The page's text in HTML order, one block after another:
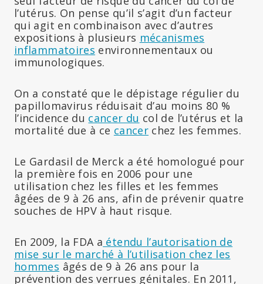
l’utérus. On pense qu’il s’agit d’un facteur
qui agit en combinaison avec d’autres
expositions à plusieurs mécanismes
inflammatoires environnementaux ou
immunologiques.
On a constaté que le dépistage régulier du
papillomavirus réduisait d’au moins 80 %
l’incidence du cancer du col de l’utérus et la
mortalité due à ce cancer chez les femmes.
Le Gardasil de Merck a été homologué pour
la première fois en 2006 pour une
utilisation chez les filles et les femmes
âgées de 9 à 26 ans, afin de prévenir quatre
souches de HPV à haut risque.
En 2009, la FDA a étendu l’autorisation de
mise sur le marché à l’utilisation chez les
hommes âgés de 9 à 26 ans pour la
prévention des verrues génitales. En 2011,